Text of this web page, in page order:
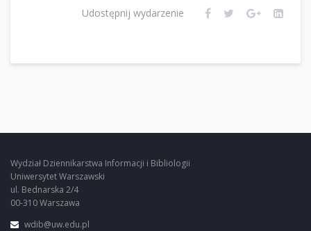
Udostępnij wydarzenie
Wydział Dziennikarstwa Informacji i Bibliologii
Uniwersytet Warszawski
ul. Bednarska 2/4
00-310 Warszawa
wdib@uw.edu.pl